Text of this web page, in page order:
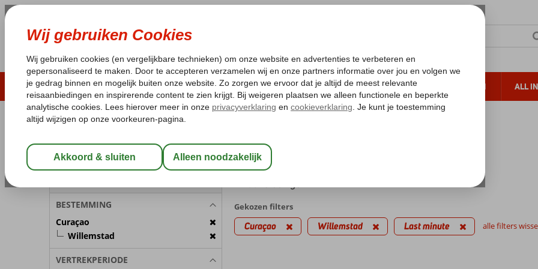
ZOMER 2026 LAST MINUTES WINTERZON ZONVAKANTIES VERRE REIZEN ALL
Laagsteprijsgarantie* Geen fueltoeslag Gratis annuleren*
REISGEZELSCHAP
Kamer 1: 2 Personen
BESTEMMING
Curaçao
Willemstad
VERTREKPERIODE
Home Vakantie reizen
Last minute Willemstad
Gekozen filters
Curaçao Willemstad Last minute alle filters